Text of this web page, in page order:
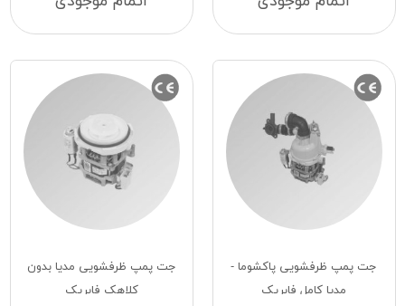
جت پمپ ظرفشویی پاکشوما -
مدیا کامل فابریک
جت پمپ ظرفشویی مدیا بدون
کلاهک فابریک